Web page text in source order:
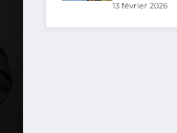
13 février 2026